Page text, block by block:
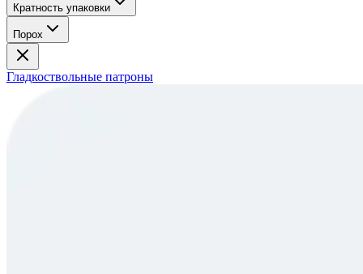
Кратность упаковки
Порох
Гладкоствольные патроны